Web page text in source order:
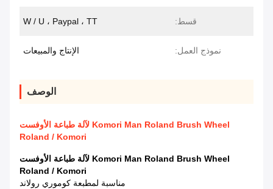
قسط: W / U ، Paypal ، TT
نموذج العمل: الإنتاج والمبيعات
الوصف
Komori Man Roland Brush Wheel لآلة طباعة الأوفست
Roland / Komori
Komori Man Roland Brush Wheel لآلة طباعة الأوفست
Roland / Komori
مناسبة لمطبعة كوموري رولاند